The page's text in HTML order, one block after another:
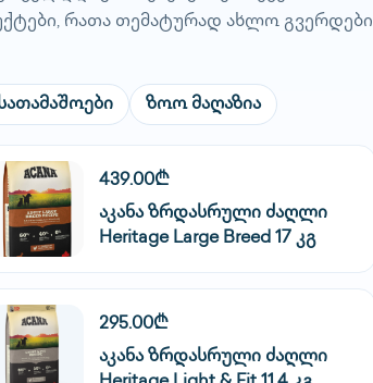
რათა თემატურად ახლო გვერდები
ზოო მაღაზია
439.00₾
აკანა ზრდასრული ძაღლი
Heritage Large Breed 17 კგ
295.00₾
აკანა ზრდასრული ძაღლი